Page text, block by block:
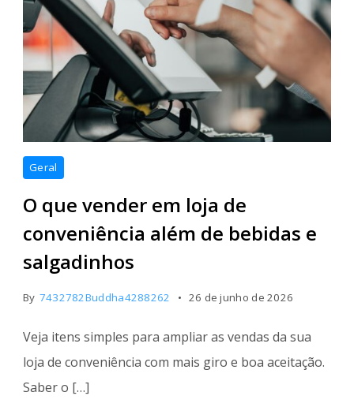
Geral
O que vender em loja de
conveniência além de bebidas e
salgadinhos
By 7432782Buddha4288262 26 de junho de 2026
Veja itens simples para ampliar as vendas da sua
loja de conveniência com mais giro e boa aceitação.
Saber o […]